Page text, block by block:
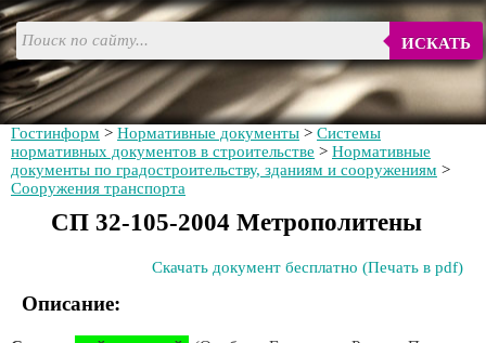
ИСКАТЬ
Гостинформ > Нормативные документы > Системы
нормативных документов в строительстве > Нормативные
документы по градостроительству, зданиям и сооружениям >
Сооружения транспорта
СП 32-105-2004 Метрополитены
Скачать документ бесплатно (Печать в pdf)
Описание: